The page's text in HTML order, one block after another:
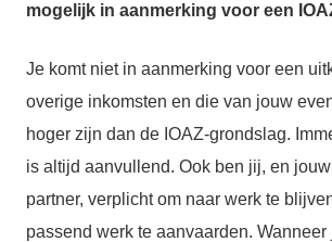
mogelijk in aanmerking voor een
Je komt niet in aanmerking voor een
overige inkomsten en die van jouw
hoger zijn dan de IOAZ-grondslag.
is altijd aanvullend. Ook ben jij, en
partner, verplicht om naar werk te
passend werk te aanvaarden.